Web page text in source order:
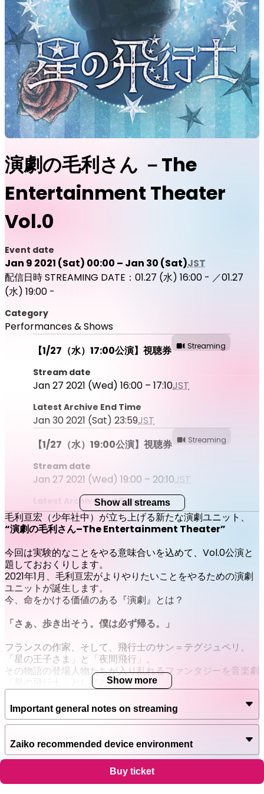
演劇の毛利さん －The
Entertainment Theater
Vol.0
Event date
Jan 9 2021 (Sat) 00:00 – Jan 30 (Sat)JST
配信日時 STREAMING DATE：01.27 (水) 16:00 - ／01.27
(水) 19:00 -
Category
Performances & Shows
【1/27（水）17:00公演】視聴券
Streaming
Stream date
Jan 27 2021 (Wed) 16:00 – 17:10JST
Latest Archive End Time
Jan 30 2021 (Sat) 23:59JST
【1/27（水）19:00公演】視聴券
Streaming
Stream date
Jan 27 2021 (Wed) 19:00 – 20:10JST
Latest Archive End Time
Jan 30 2021 (Sat) 23:59JST
Show all streams
毛利亘宏（少年社中）が立ち上げる新たな演劇ユニット、
“演劇の毛利さん–The Entertainment Theater”
今回は実験的なことをやる意味合いを込めて、Vol.0公演と
題しておおくりします。
2021年1月、毛利亘宏がよりやりたいことをやるための演劇
ユニットが誕生します。
今、命をかける価値のある『演劇』とは？
「さぁ、歩き出そう。僕は必ず帰る。」
フランスの作家、そして、飛行士のサン＝テグジュペリ。
「星の王子さま」と「夜間飛行」。
その物語の登場人物たちが入り乱れるファンタジーを音楽劇
「星の飛行士」としてお届けします。
またこの音楽劇とは別に「星の王子さま」と「夜間飛行」を
それぞれ毛利亘宏が朗読劇にアレンジ。
俳優2人によるリーディングシアターとしておおくりいたし
ます。
“1本の音楽劇と2本の朗読劇”
Show more
Important general notes on streaming
Zaiko recommended device environment
Zaiko recommended network communication
Buy ticket